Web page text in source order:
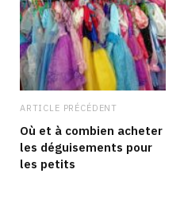
ARTICLE PRÉCÉDENT
Où et à combien acheter
les déguisements pour
les petits